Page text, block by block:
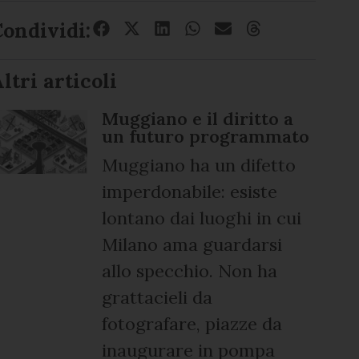
articoli
Muggiano e il diritto a
un futuro programmato
Muggiano ha un difetto
imperdonabile: esiste
lontano dai luoghi in cui
Milano ama guardarsi
allo specchio. Non ha
grattacieli da
fotografare, piazze da
inaugurare in pompa